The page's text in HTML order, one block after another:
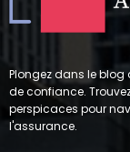
Plongez dans le blog
de confiance.
perspicaces pour
l'assurance.